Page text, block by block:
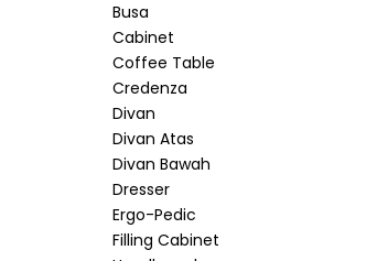
Busa
Cabinet
Coffee Table
Credenza
Divan
Divan Atas
Divan Bawah
Dresser
Ergo-Pedic
Filling Cabinet